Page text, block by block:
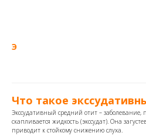
Э
Что такое
Экссудативный средний отит – заболевание,
скапливается жидкость (экссудат). Она
приводит к стойкому снижению слуха.